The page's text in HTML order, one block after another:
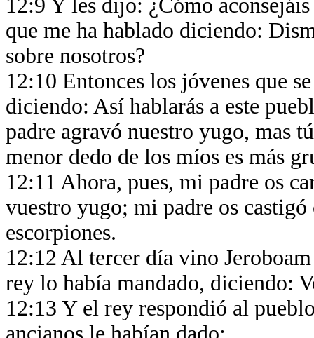
12:9 Y les dijo: ¿Cómo
que me ha hablado diciendo:
sobre nosotros?
12:10 Entonces los jóvenes que
diciendo: Así hablarás a este
padre agravó nuestro yugo, mas
menor dedo de los míos es más
12:11 Ahora, pues, mi padre os
vuestro yugo; mi padre os castigó
escorpiones.
12:12 Al tercer día vino
rey lo había mandado, diciendo:
12:13 Y el rey respondió al